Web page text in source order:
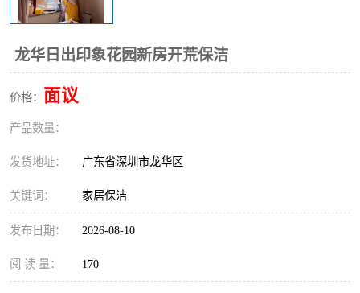
龙华日出印象花园新房开荒保洁
价格： 面议
产品数量：
发货地址： 广东省深圳市龙华区
关键词： 家居保洁
发布日期： 2026-08-10
阅 读 量： 170